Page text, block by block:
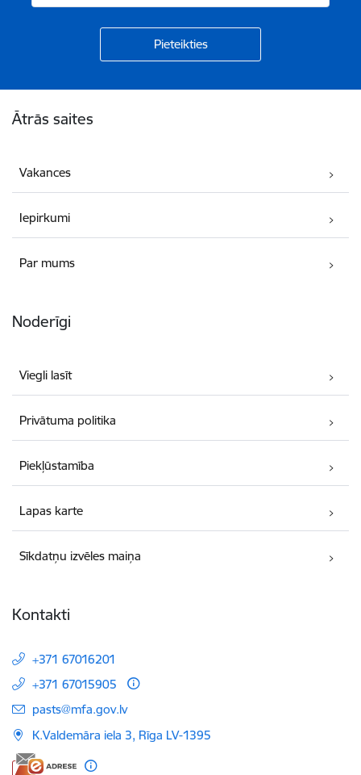
Ātrās saites
Vakances
Iepirkumi
Par mums
Noderīgi
Viegli lasīt
Privātuma politika
Piekļūstamība
Lapas karte
Sīkdatņu izvēles maiņa
Kontakti
+371 67016201
+371 67015905
E-pasts:
pasts@mfa.gov.lv
K.Valdemāra iela 3, Rīga LV-1395